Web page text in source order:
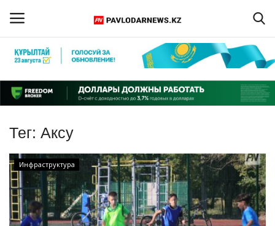
Регистрация
Главная
Обратная связь
ПАВЛОДАРСКАЯ ОБЛАСТЬ
КАЗАХСТАН
Тег: Аксу
Инфраструктура